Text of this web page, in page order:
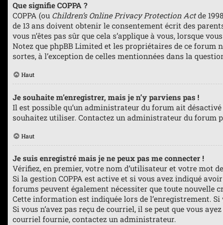
Que signifie COPPA ?
COPPA (ou Children’s Online Privacy Protection Actde
de 13 ans doivent obtenir le consentement écrit des
vous n’êtes pas sûr que cela s’applique à vous, lorsque
Notez que phpBB Limited et les propriétaires de ce forum
sortes, à l’exception de celles mentionnées dans la
Haut
Je souhaite m’enregistrer, mais je n’y parviens pas !
Il est possible qu’un administrateur du forum ait
souhaitez utiliser. Contactez un administrateur du forum
Haut
Je suis enregistré mais je ne peux pas me connecter !
Vérifiez, en premier, votre nom d’utilisateur et votre mot
Si la gestion COPPA est active et si vous avez indiqué
forums peuvent également nécessiter que toute nouvelle
Cette information est indiquée lors de l’enregistrement.
Si vous n’avez pas reçu de courriel, il se peut que vous
courriel fournie, contactez un administrateur.